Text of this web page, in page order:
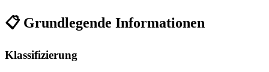
📋 Grundlegende Informationen
Klassifizierung